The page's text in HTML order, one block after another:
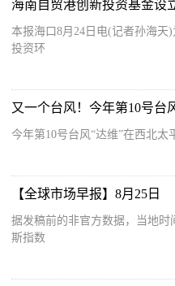
海南自贸港创新投资基金设
本报海口8月24日电(记者孙海天
投资环
又一个台风！今年第10号台
今年第10号台风“达维”在西北
【全球市场早报】8月25日
据发稿前的非官方数据，当地时
斯指数